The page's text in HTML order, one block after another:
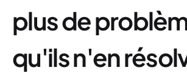
plus de
qu'ils n'en